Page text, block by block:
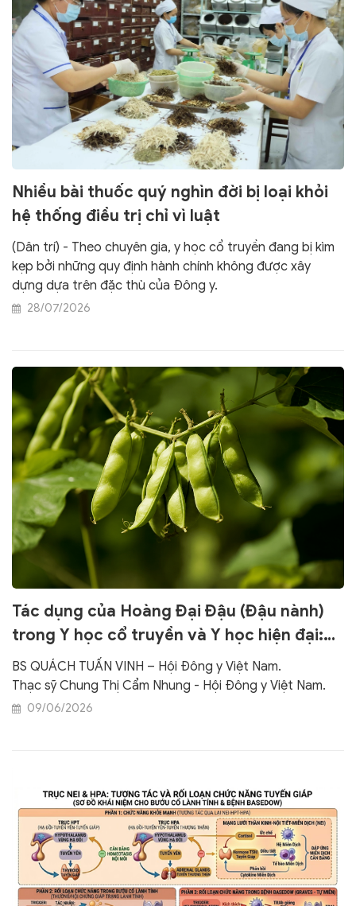
sư, qua đó làm nổi bật kim chỉ nam cho các thế hệ thầy
thuốc lương y noi theo trong sự nghiệp cứu người,
dưỡng sinh.
Nhiều bài thuốc quý nghìn đời bị loại khỏi
hệ thống điều trị chỉ vì luật
(Dân trí) - Theo chuyên gia, y học cổ truyền đang bị kìm
kẹp bởi những quy định hành chính không được xây
dựng dựa trên đặc thù của Đông y.
28/07/2026
Tác dụng của Hoàng Đại Đậu (Đậu nành)
trong Y học cổ truyền và Y học hiện đại:
Từ kinh nghiệm lâm sang đến bằng chứng
khoa học
BS QUÁCH TUẤN VINH – Hội Đông y Việt Nam.
Thạc sỹ Chung Thị Cẩm Nhung - Hội Đông y Việt Nam.
09/06/2026